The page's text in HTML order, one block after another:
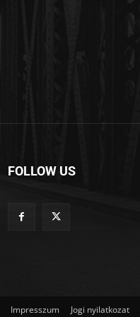
FOLLOW US
Impresszum Jogi nyilatkozat